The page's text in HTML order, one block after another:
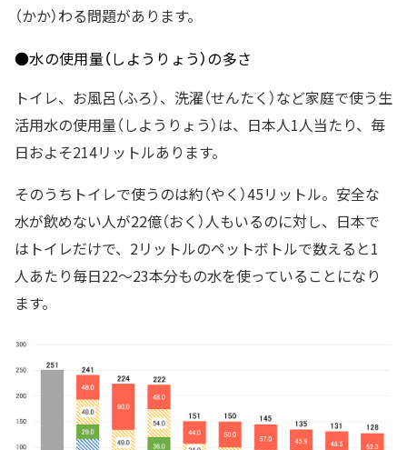
（かか）わる問題があります。
●水の使用量（しようりょう）の多さ
トイレ、お風呂（ふろ）、洗濯（せんたく）など家庭で使う生
活用水の使用量（しようりょう）は、日本人1人当たり、毎
日およそ214リットルあります。
そのうちトイレで使うのは約（やく）45リットル。安全な
水が飲めない人が22億（おく）人もいるのに対し、日本で
はトイレだけで、2リットルのペットボトルで数えると1
人あたり毎日22～23本分もの水を使っていることになり
ます。